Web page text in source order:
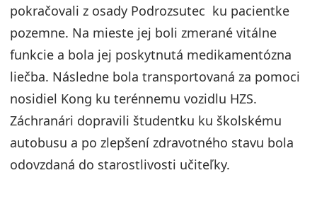
pokračovali z osady Podrozsutec ku pacientke
pozemne. Na mieste jej boli zmerané vitálne
funkcie a bola jej poskytnutá medikamentózna
liečba. Následne bola transportovaná za pomoci
nosidiel Kong ku terénnemu vozidlu HZS.
Záchranári dopravili študentku ku školskému
autobusu a po zlepšení zdravotného stavu bola
odovzdaná do starostlivosti učiteľky.